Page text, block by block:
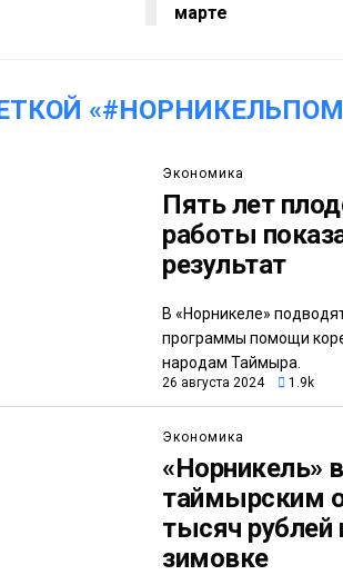
марте
Экономика
Пять лет
работы
результат
В «Норникеле»
программы помощи
народам Таймыра.
26 августа 2024 1.9k
Экономика
«Норникель»
таймырским
тысяч рублей
зимовке